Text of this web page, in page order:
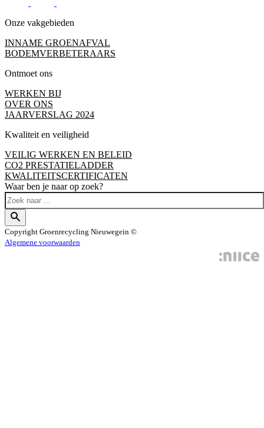
Onze vakgebieden
INNAME GROENAFVAL
BODEMVERBETERAARS
Ontmoet ons
WERKEN BIJ
OVER ONS
JAARVERSLAG 2024
Kwaliteit en veiligheid
VEILIG WERKEN EN BELEID
CO2 PRESTATIELADDER
KWALITEITSCERTIFICATEN
Waar ben je naar op zoek?
Copyright Groenrecycling Nieuwegein ©
Algemene voorwaarden